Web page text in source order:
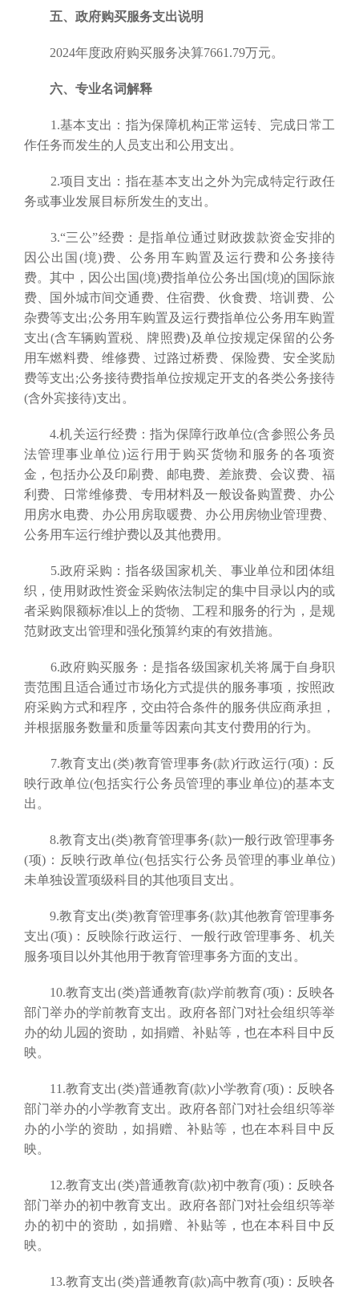
五、政府购买服务支出说明
2024年度政府购买服务决算7661.79万元。
六、专业名词解释
1.基本支出：指为保障机构正常运转、完成日常工
作任务而发生的人员支出和公用支出。
2.项目支出：指在基本支出之外为完成特定行政任
务或事业发展目标所发生的支出。
3.“三公”经费：是指单位通过财政拨款资金安排的
因公出国(境)费、公务用车购置及运行费和公务接待
费。其中，因公出国(境)费指单位公务出国(境)的国际旅
费、国外城市间交通费、住宿费、伙食费、培训费、公
杂费等支出;公务用车购置及运行费指单位公务用车购置
支出(含车辆购置税、牌照费)及单位按规定保留的公务
用车燃料费、维修费、过路过桥费、保险费、安全奖励
费等支出;公务接待费指单位按规定开支的各类公务接待
(含外宾接待)支出。
4.机关运行经费：指为保障行政单位(含参照公务员
法管理事业单位)运行用于购买货物和服务的各项资
金，包括办公及印刷费、邮电费、差旅费、会议费、福
利费、日常维修费、专用材料及一般设备购置费、办公
用房水电费、办公用房取暖费、办公用房物业管理费、
公务用车运行维护费以及其他费用。
5.政府采购：指各级国家机关、事业单位和团体组
织，使用财政性资金采购依法制定的集中目录以内的或
者采购限额标准以上的货物、工程和服务的行为，是规
范财政支出管理和强化预算约束的有效措施。
6.政府购买服务：是指各级国家机关将属于自身职
责范围且适合通过市场化方式提供的服务事项，按照政
府采购方式和程序，交由符合条件的服务供应商承担，
并根据服务数量和质量等因素向其支付费用的行为。
7.教育支出(类)教育管理事务(款)行政运行(项)：反
映行政单位(包括实行公务员管理的事业单位)的基本支
出。
8.教育支出(类)教育管理事务(款)一般行政管理事务
(项)：反映行政单位(包括实行公务员管理的事业单位)
未单独设置项级科目的其他项目支出。
9.教育支出(类)教育管理事务(款)其他教育管理事务
支出(项)：反映除行政运行、一般行政管理事务、机关
服务项目以外其他用于教育管理事务方面的支出。
10.教育支出(类)普通教育(款)学前教育(项)：反映各
部门举办的学前教育支出。政府各部门对社会组织等举
办的幼儿园的资助，如捐赠、补贴等，也在本科目中反
映。
11.教育支出(类)普通教育(款)小学教育(项)：反映各
部门举办的小学教育支出。政府各部门对社会组织等举
办的小学的资助，如捐赠、补贴等，也在本科目中反
映。
12.教育支出(类)普通教育(款)初中教育(项)：反映各
部门举办的初中教育支出。政府各部门对社会组织等举
办的初中的资助，如捐赠、补贴等，也在本科目中反
映。
13.教育支出(类)普通教育(款)高中教育(项)：反映各